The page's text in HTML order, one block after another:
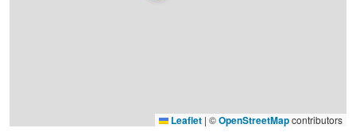
Leaflet | ©OpenStreetMapcontributors